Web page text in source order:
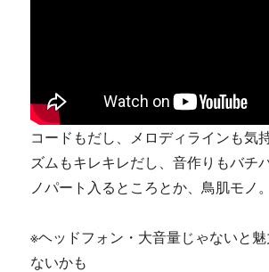
コードもだし、メロディラインも気
ズムもキレキレだし、音作りもバチ
ノパート入るところとか、鳥肌モノ。
※ヘッドフォン・大音量じゃないと
ないかも